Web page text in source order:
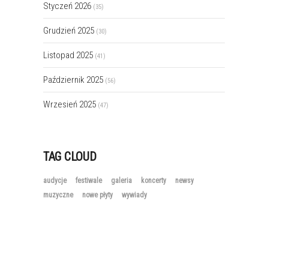
Styczeń 2026 (35)
Grudzień 2025 (30)
Listopad 2025 (41)
Październik 2025 (56)
Wrzesień 2025 (47)
TAG CLOUD
audycje festiwale galeria koncerty
newsy
muzyczne
nowe płyty wywiady